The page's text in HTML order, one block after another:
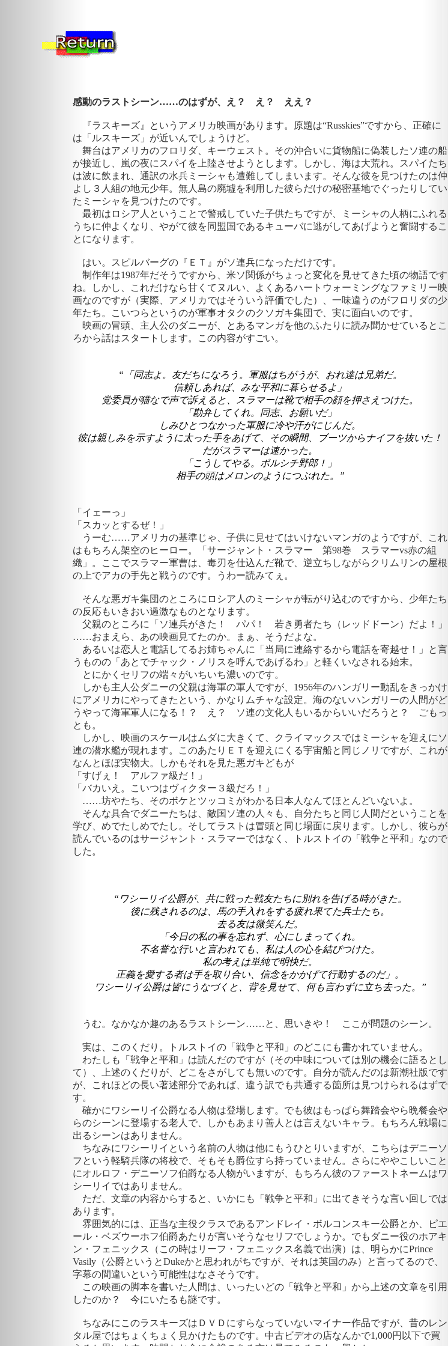
感動のラストシーン……のはずが、え？ え？ ええ？
『ラスキーズ』というアメリカ映画があります。原題は“Russkies”ですから、正確に
は「ルスキーズ」が近いんでしょうけど。
舞台はアメリカのフロリダ、キーウェスト。その沖合いに貨物船に偽装したソ連の船
が接近し、嵐の夜にスパイを上陸させようとします。しかし、海は大荒れ。スパイたち
は波に飲まれ、通訳の水兵ミーシャも遭難してしまいます。そんな彼を見つけたのは仲
よし３人組の地元少年。無人島の廃墟を利用した彼らだけの秘密基地でぐったりしてい
たミーシャを見つけたのです。
最初はロシア人ということで警戒していた子供たちですが、ミーシャの人柄にふれる
うちに仲よくなり、やがて彼を同盟国であるキューバに逃がしてあげようと奮闘するこ
とになります。
はい。スピルバーグの『ＥＴ』がソ連兵になっただけです。
制作年は1987年だそうですから、米ソ関係がちょっと変化を見せてきた頃の物語です
ね。しかし、これだけなら甘くてヌルい、よくあるハートウォーミングなファミリー映
画なのですが（実際、アメリカではそういう評価でした）、一味違うのがフロリダの少
年たち。こいつらというのが軍事オタクのクソガキ集団で、実に面白いのです。
映画の冒頭、主人公のダニーが、とあるマンガを他のふたりに読み聞かせているとこ
ろから話はスタートします。この内容がすごい。
“「同志よ。友だちになろう。軍服はちがうが、おれ達は兄弟だ。
信頼しあれば、みな平和に暮らせるよ」
党委員が猫なで声で訴えると、スラマーは靴で相手の顔を押さえつけた。
「勘弁してくれ。同志、お願いだ」
しみひとつなかった軍服に冷や汗がにじんだ。
彼は親しみを示すように太った手をあげて、その瞬間、ブーツからナイフを抜いた！
だがスラマーは速かった。
「こうしてやる。ボルシチ野郎！」
相手の頭はメロンのようにつぶれた。”
「イェーっ」
「 スカッとするぜ！」
うーむ……アメリカの基準じゃ、子供に見せてはいけないマンガのようですが、これ
はもちろん架空のヒーロー。「サージャント・スラマー 第98巻 スラマーvs赤の組
織」。ここでスラマー軍曹は、毒刃を仕込んだ靴で、逆立ちしながらクリムリンの屋根
の上でアカの手先と戦うのです。うわー読みてぇ。
そんな悪ガキ集団のところにロシア人のミーシャが転がり込むのですから、少年たち
の反応もいきおい過激なものとなります。
父親のところに「ソ連兵がきた！ パパ！ 若き勇者たち（レッドドーン）だよ！」
……おまえら、あの映画見てたのか。まぁ、そうだよな。
あるいは恋人と電話してるお姉ちゃんに「当局に連絡するから電話を寄越せ！」と言
うものの「あとでチャック・ノリスを呼んであげるわ」と軽くいなされる始末。
とにかくセリフの端々がいちいち濃いのです。
しかも主人公ダニーの父親は海軍の軍人ですが、1956年のハンガリー動乱をきっかけ
にアメリカにやってきたという、かなりムチャな設定。海のないハンガリーの人間がど
うやって海軍軍人になる！？ え？ ソ連の文化人もいるからいいだろうと？ ごもっ
とも。
しかし、映画のスケールはムダに大きくて、クライマックスではミーシャを迎えにソ
連の潜水艦が現れます。このあたりＥＴを迎えにくる宇宙船と同じノリですが、これが
なんとほぼ実物大。しかもそれを見た悪ガキどもが
「すげぇ！ アルファ級だ！」
「バカいえ。こいつはヴィクター３級だろ！」
……坊やたち、そのボケとツッコミがわかる日本人なんてほとんどいないよ。
そんな具合でダニーたちは、敵国ソ連の人々も、自分たちと同じ人間だということを
学び、めでたしめでたし。そしてラストは冒頭と同じ場面に戻ります。しかし、彼らが
読んでいるのはサージャント・スラマーではなく、トルストイの「戦争と平和」なので
した。
“ワシーリイ公爵が、共に戦った戦友たちに別れを告げる時がきた。
後に残されるのは、馬の手入れをする疲れ果てた兵士たち。
去る友は微笑んだ。
「今日の私の事を忘れず、心にしまってくれ。
不名誉な行いと言われても、私は人の心を結びつけた。
私の考えは単純で明快だ。
正義を愛する者は手を取り合い、信念をかかげて行動するのだ」。
ワシーリイ公爵は皆にうなづくと、背を見せて、何も言わずに立ち去った。”
うむ。なかなか趣のあるラストシーン……と、思いきや！ ここが問題のシーン。
実は、このくだり。トルストイの「戦争と平和」のどこにも書かれていません。
わたしも「戦争と平和」は読んだのですが（その中味については別の機会に語るとし
て）、上述のくだりが、どこをさがしても無いのです。自分が読んだのは新潮社版です
が、これほどの長い著述部分であれば、違う訳でも共通する箇所は見つけられるはずで
す。
確かにワシーリイ公爵なる人物は登場します。でも彼はもっぱら舞踏会やら晩餐会や
らのシーンに登場する老人で、しかもあまり善人とは言えないキャラ。もちろん戦場に
出るシーンはありません。
ちなみにワシーリイという名前の人物は他にもうひとりいますが、こちらはデニーソ
フという軽騎兵隊の将校で、そもそも爵位すら持っていません。さらにややこしいこと
にオルロフ・デニーソフ伯爵なる人物がいますが、もちろん彼のファーストネームはワ
シーリイではありません。
ただ、文章の内容からすると、いかにも「戦争と平和」に出てきそうな言い回しでは
あります。
雰囲気的には、正当な主役クラスであるアンドレイ・ボルコンスキー公爵とか、ピエ
ール・ベズウーホフ伯爵あたりが言いそうなセリフでしょうか。でもダニー役のホアキ
ン・フェニックス（この時はリーフ・フェニックス名義で出演）は、明らかにPrince
Vasily（公爵というとDukeかと思われがちですが、それは英国のみ）と言ってるので、
字幕の間違いという可能性はなさそうです。
この映画の脚本を書いた人間は、いったいどの「戦争と平和」から上述の文章を引用
したのか？ 今にいたるも謎です。
ちなみにこのラスキーズはＤＶＤにすらなっていないマイナー作品ですが、昔のレン
タル屋ではちょくちょく見かけたものです。中古ビデオの店なんかで1,000円以下で買